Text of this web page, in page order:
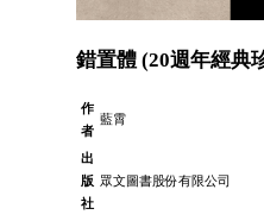
錯置體 (20週年經典
作
者
藍霄
出
版
社
眾文圖書股份有限公司